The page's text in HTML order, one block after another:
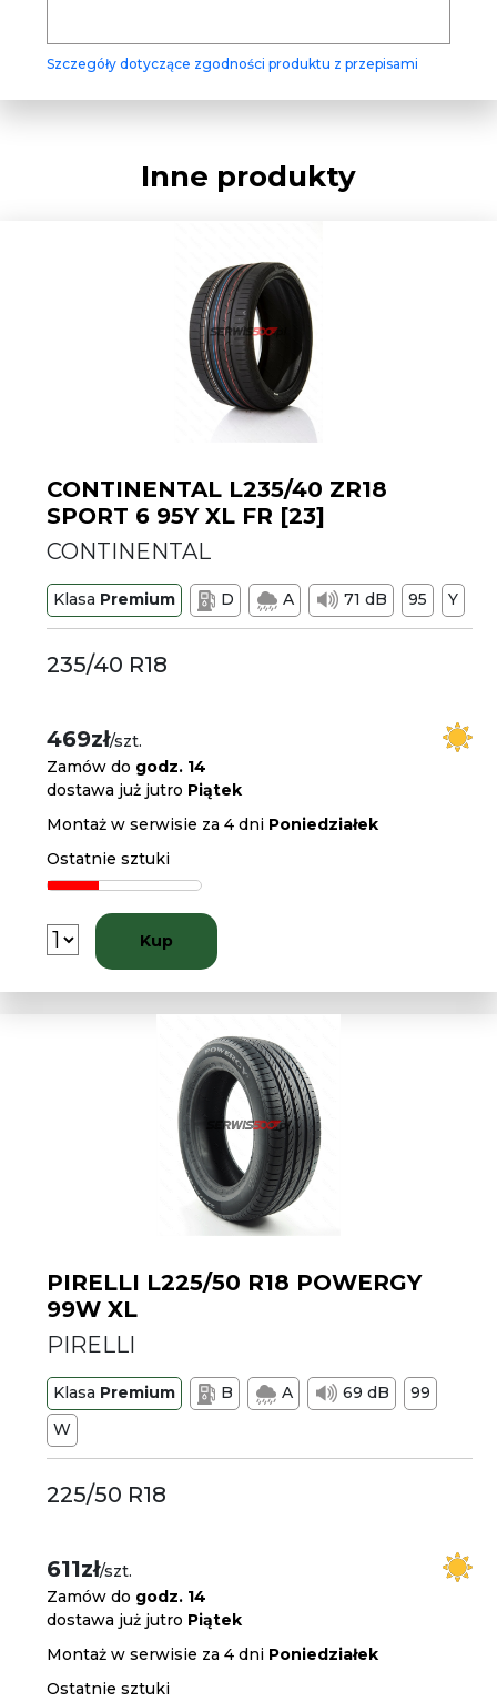
Szczegóły dotyczące zgodności produktu z przepisami
Inne produkty
CONTINENTAL L235/40 ZR18
SPORT 6 95Y XL FR [23]
CONTINENTAL
Klasa Premium D A 71 dB 95 Y
235/40 R18
469zł/szt.
Zamów do godz. 14
dostawa już jutro Piątek
Montaż w serwisie za 4 dni Poniedziałek
Ostatnie sztuki
Kup
PIRELLI L225/50 R18 POWERGY
99W XL
PIRELLI
Klasa Premium B A 69 dB
99
W
225/50 R18
611zł/szt.
Zamów do godz. 14
dostawa już jutro Piątek
Montaż w serwisie za 4 dni Poniedziałek
Ostatnie sztuki